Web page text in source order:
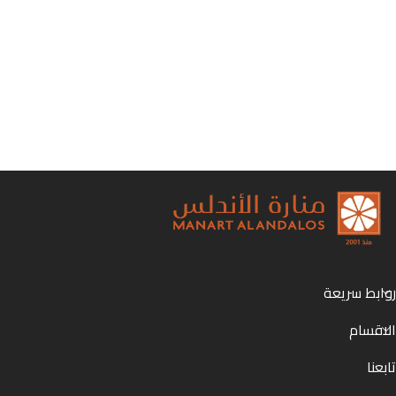
روابط سريعة
الاقسام
تابعنا